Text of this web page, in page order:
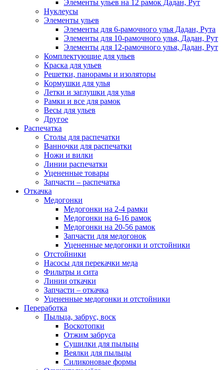
Элементы ульев на 12 рамок Дадан, Рут
Нуклеусы
Элементы ульев
Элементы для 6-рамочного улья Дадан, Рута
Элементы для 10-рамочного улья, Дадан, Рут
Элементы для 12-рамочного улья, Дадан, Рут
Комплектующие для ульев
Краска для ульев
Решетки, панорамы и изоляторы
Кормушки для улья
Летки и заглушки для улья
Рамки и все для рамок
Весы для ульев
Другое
Распечатка
Столы для распечатки
Ванночки для распечатки
Ножи и вилки
Линии распечатки
Уцененные товары
Запчасти – распечатка
Откачка
Медогонки
Медогонки на 2-4 рамки
Медогонки на 6-16 рамок
Медогонки на 20-56 рамок
Запчасти для медогонок
Уцененные медогонки и отстойники
Отстойники
Насосы для перекачки меда
Фильтры и сита
Линии откачки
Запчасти – откачка
Уцененные медогонки и отстойники
Переработка
Пыльца, забрус, воск
Воскотопки
Отжим забруса
Сушилки для пыльцы
Веялки для пыльцы
Силиконовые формы